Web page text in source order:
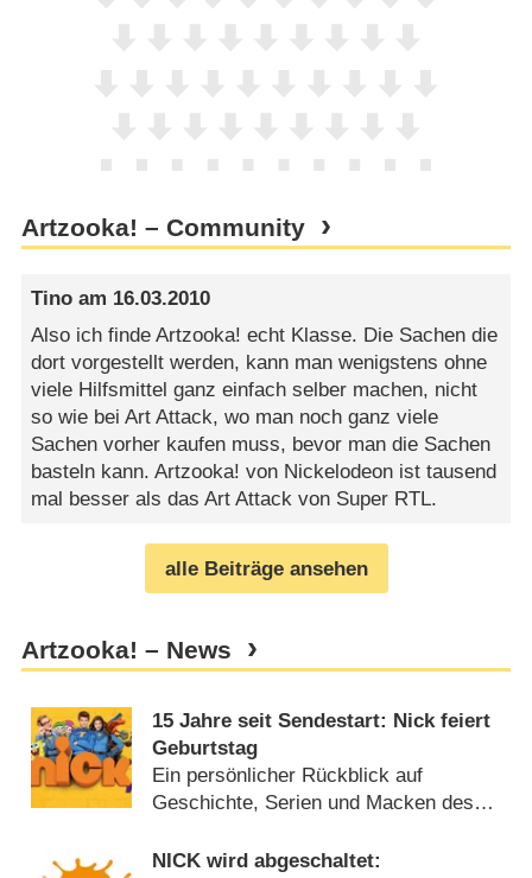
Artzooka! – Community
Tino am 16.03.2010
Also ich finde Artzooka! echt Klasse. Die Sachen die
dort vorgestellt werden, kann man wenigstens ohne
viele Hilfsmittel ganz einfach selber machen, nicht
so wie bei Art Attack, wo man noch ganz viele
Sachen vorher kaufen muss, bevor man die Sachen
basteln kann. Artzooka! von Nickelodeon ist tausend
mal besser als das Art Attack von Super RTL.
alle Beiträge ansehen
Artzooka! – News
15 Jahre seit Sendestart: Nick feiert
Geburtstag
Ein persönlicher Rückblick auf
Geschichte, Serien und Macken des
NICK wird abgeschaltet: